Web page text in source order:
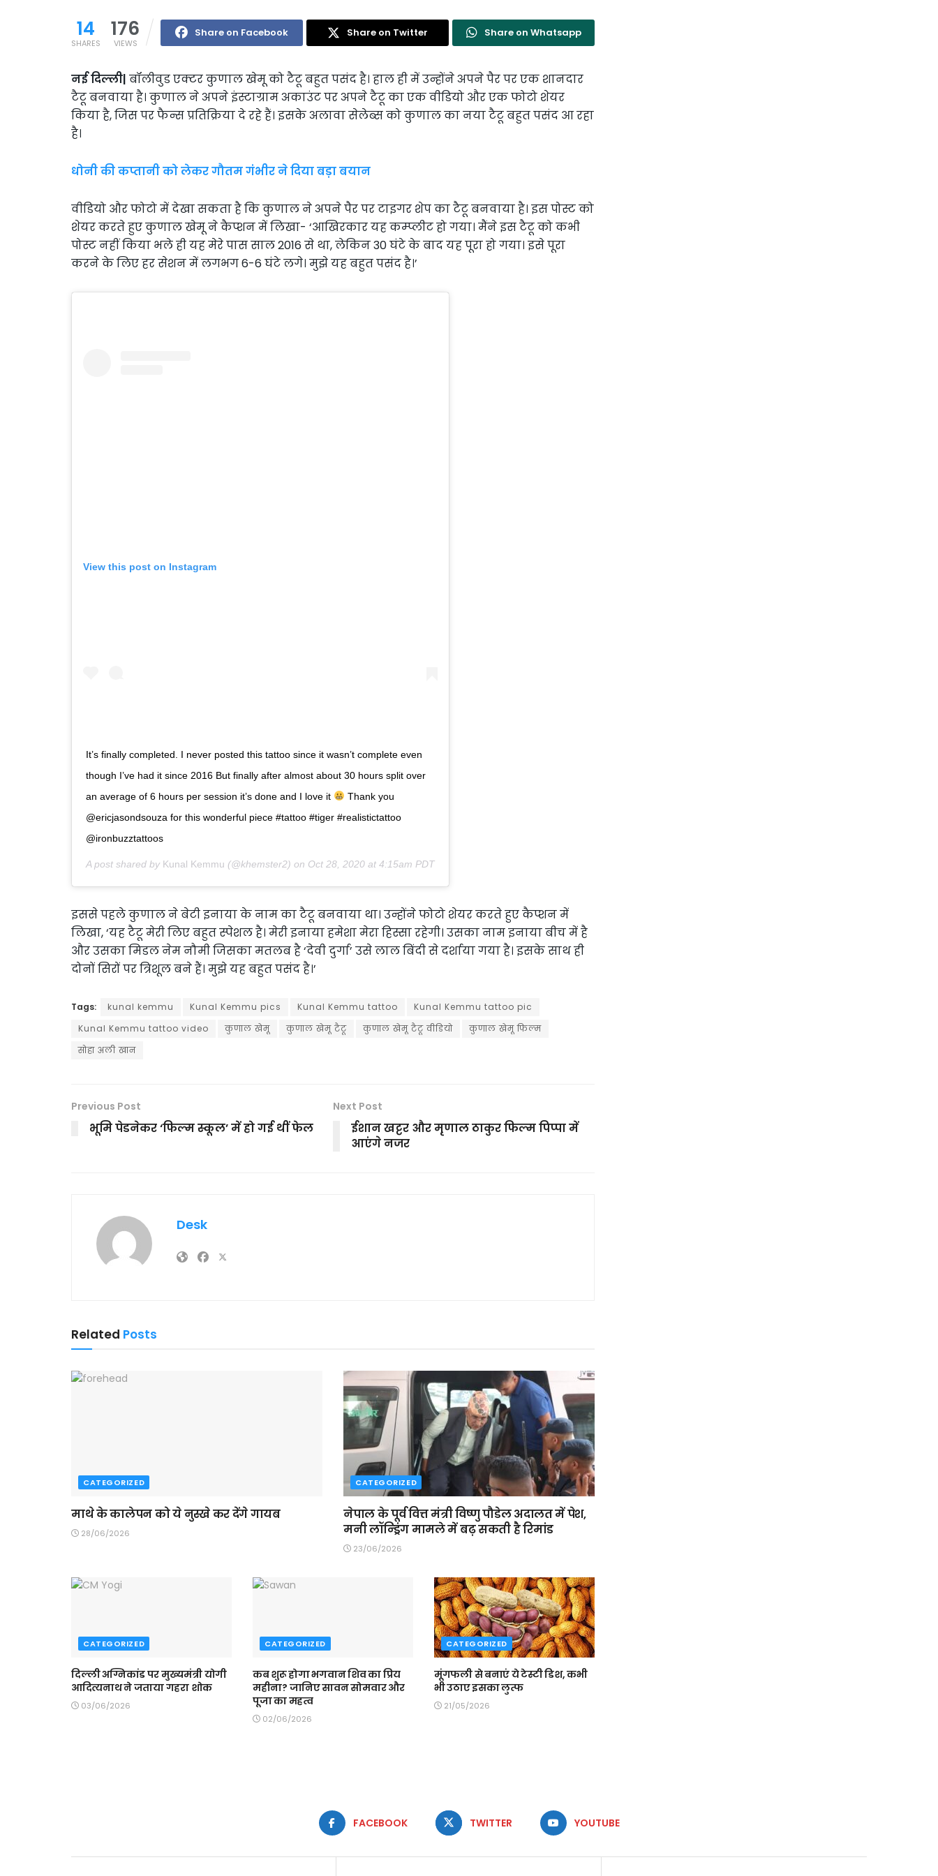
14
SHARES
176
VIEWS
Share on Facebook Share on Twitter Share on Whatsapp
नई दिल्ली| बॉलीवुड एक्टर कुणाल खेमू को टैटू बहुत पसंद है। हाल ही में उन्होंने अपने पैर पर एक शानदार
टैटू बनवाया है। कुणाल ने अपने इंस्टाग्राम अकाउंट पर अपने टैटू का एक वीडियो और एक फोटो शेयर
किया है, जिस पर फैन्स प्रतिक्रिया दे रहे हैं। इसके अलावा सेलेब्स को कुणाल का नया टैटू बहुत पसंद आ रहा
है।
धोनी की कप्तानी को लेकर गौतम गंभीर ने दिया बड़ा बयान
वीडियो और फोटो में देखा सकता है कि कुणाल ने अपने पैर पर टाइगर शेप का टैटू बनवाया है। इस पोस्ट को
शेयर करते हुए कुणाल खेमू ने कैप्शन में लिखा- ‘आखिरकार यह कम्प्लीट हो गया। मैंने इस टैटू को कभी
पोस्ट नहीं किया भले ही यह मेरे पास साल 2016 से था, लेकिन 30 घंटे के बाद यह पूरा हो गया। इसे पूरा
करने के लिए हर सेशन में लगभग 6-6 घंटे लगे। मुझे यह बहुत पसंद है।’
View this post on Instagram
It’s finally completed. I never posted this tattoo since it wasn’t complete even
though I’ve had it since 2016 But finally after almost about 30 hours split over
an average of 6 hours per session it’s done and I love it
Thank you
@ericjasondsouza for this wonderful piece #tattoo #tiger #realistictattoo
@ironbuzztattoos
A post shared by Kunal Kemmu (@khemster2) on Oct 28, 2020 at 4:15am PDT
इससे पहले कुणाल ने बेटी इनाया के नाम का टैटू बनवाया था। उन्होंने फोटो शेयर करते हुए कैप्शन में
लिखा, ‘यह टैटू मेरी लिए बहुत स्पेशल है। मेरी इनाया हमेशा मेरा हिस्सा रहेगी। उसका नाम इनाया बीच में है
और उसका मिडल नेम नौमी जिसका मतलब है ‘देवी दुर्गा’ उसे लाल बिंदी से दर्शाया गया है। इसके साथ ही
दोनों सिरों पर त्रिशूल बने हैं। मुझे यह बहुत पसंद है।’
Tags: kunal kemmu Kunal Kemmu pics Kunal Kemmu tattoo
Kunal Kemmu tattoo pic
Kunal Kemmu tattoo video
कुणाल खेमू कुणाल खेमू टैटू कुणाल खेमू टैटू वीडियो
कुणाल खेमू फिल्म
सोहा अली खान
Previous Post
भूमि पेडनेकर ‘फिल्म स्कूल’ में हो गई थीं फेल
Next Post
ईशान खट्टर और मृणाल ठाकुर फिल्म पिप्पा में
आएंगे नजर
Desk
Related Posts
CATEGORIZED
माथे के कालेपन को ये नुस्खे कर देंगे गायब
28/06/2026
CATEGORIZED
नेपाल के पूर्व वित्त मंत्री विष्णु पौडेल अदालत में पेश,
मनी लॉन्ड्रिंग मामले में बढ़ सकती है रिमांड
23/06/2026
CATEGORIZED
दिल्ली अग्निकांड पर मुख्यमंत्री योगी
आदित्यनाथ ने जताया गहरा शोक
03/06/2026
CATEGORIZED
कब शुरू होगा भगवान शिव का प्रिय
महीना? जानिए सावन सोमवार और
पूजा का महत्व
02/06/2026
CATEGORIZED
मूंगफली से बनाएं ये टेस्टी डिश, कभी
भी उठाए इसका लुत्फ
21/05/2026
FACEBOOK TWITTER YOUTUBE